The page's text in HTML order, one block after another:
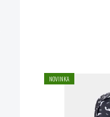
NOVINKA